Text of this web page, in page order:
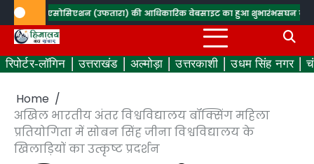
Skip
to
content
एसोसिएशन (उफतारा) की आधिकारिक वेबसाइट का हुआ शुभारंभसघन वृक्षारोपण
रिपोर्टर-लॉगिन उत्तराखंड अल्मोड़ा उत्तरकाशी उधम सिंह नगर
Home
अखिल भारतीय अंतर विश्वविद्यालय बॉक्सिंग महिला
प्रतियोगिता में सोबन सिंह जीना विश्वविद्यालय के
खिलाड़ियों का उत्कृष्ट प्रदर्शन